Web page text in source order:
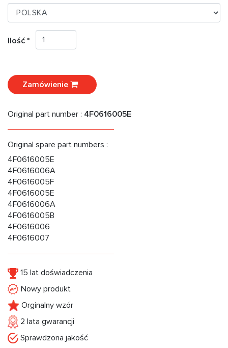
Ilość *
Zamówienie
Original part number : 4F0616005E
Original spare part numbers :
4F0616005E
4F0616006A
4F0616005F
4F0616005E
4F0616006A
4F0616005B
4F0616006
4F0616007
15 lat doświadczenia
Nowy produkt
Orginalny wzór
2 lata gwarancji
Sprawdzona jakość